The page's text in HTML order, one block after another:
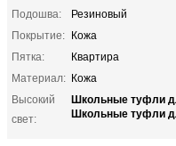
Подошва:
Резиновый
Покрытие: Кожа
Пятка:
Квартира
Материал: Кожа
Высокий
свет:
Школьные туфли
Школьные туфли